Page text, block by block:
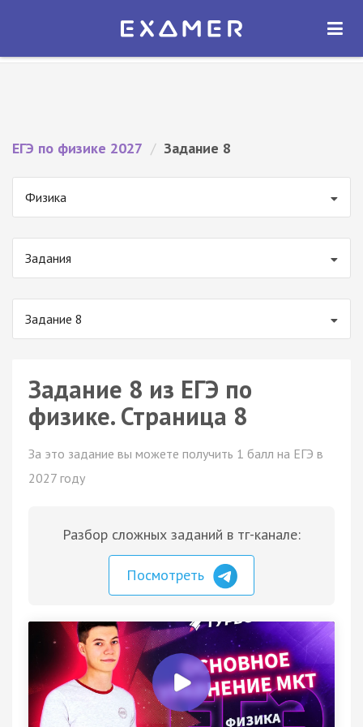
Экзамер — ЕГЭ 2027
ОТКРЫТЬ
ЕГЭ по физике 2027 / Задание 8
Физика
Задания
Задание 8
Задание 8 из ЕГЭ по
физике. Страница 8
За это задание вы можете получить 1 балл на ЕГЭ в
2027 году
Разбор сложных заданий в тг-канале:
Посмотреть